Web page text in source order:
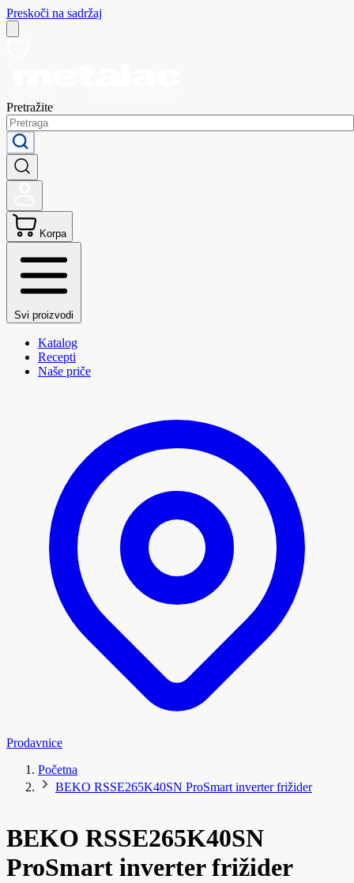
Preskoči na sadržaj
Pretražite
Korpa
Svi proizvodi
Katalog
Recepti
Naše priče
Prodavnice
Početna
BEKO RSSE265K40SN ProSmart inverter frižider
BEKO RSSE265K40SN
ProSmart inverter frižider